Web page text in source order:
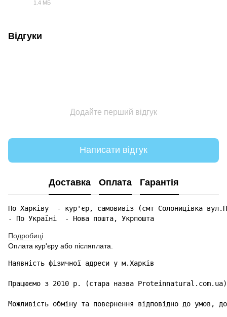
1.4 МБ
Відгуки
Додайте перший відгук
Написати відгук
Доставка Оплата Гарантія
По Харківу  - кур'єр, самовивіз (смт Солоницівка
- По Україні  - Нова пошта, Укрпошта
Подробиці
Оплата кур'єру або післяплата.
Наявність фізичної адреси у м.Харків
Працюємо з 2010 р. (стара назва Proteinnatural.com.ua)
Можливість обміну та повернення відповідно до умов,